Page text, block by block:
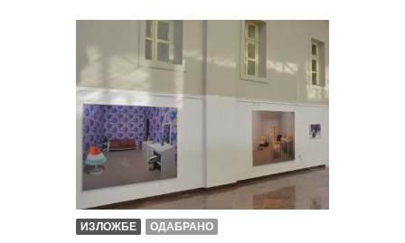
ИЗЛОЖБЕ ОДАБРАНО